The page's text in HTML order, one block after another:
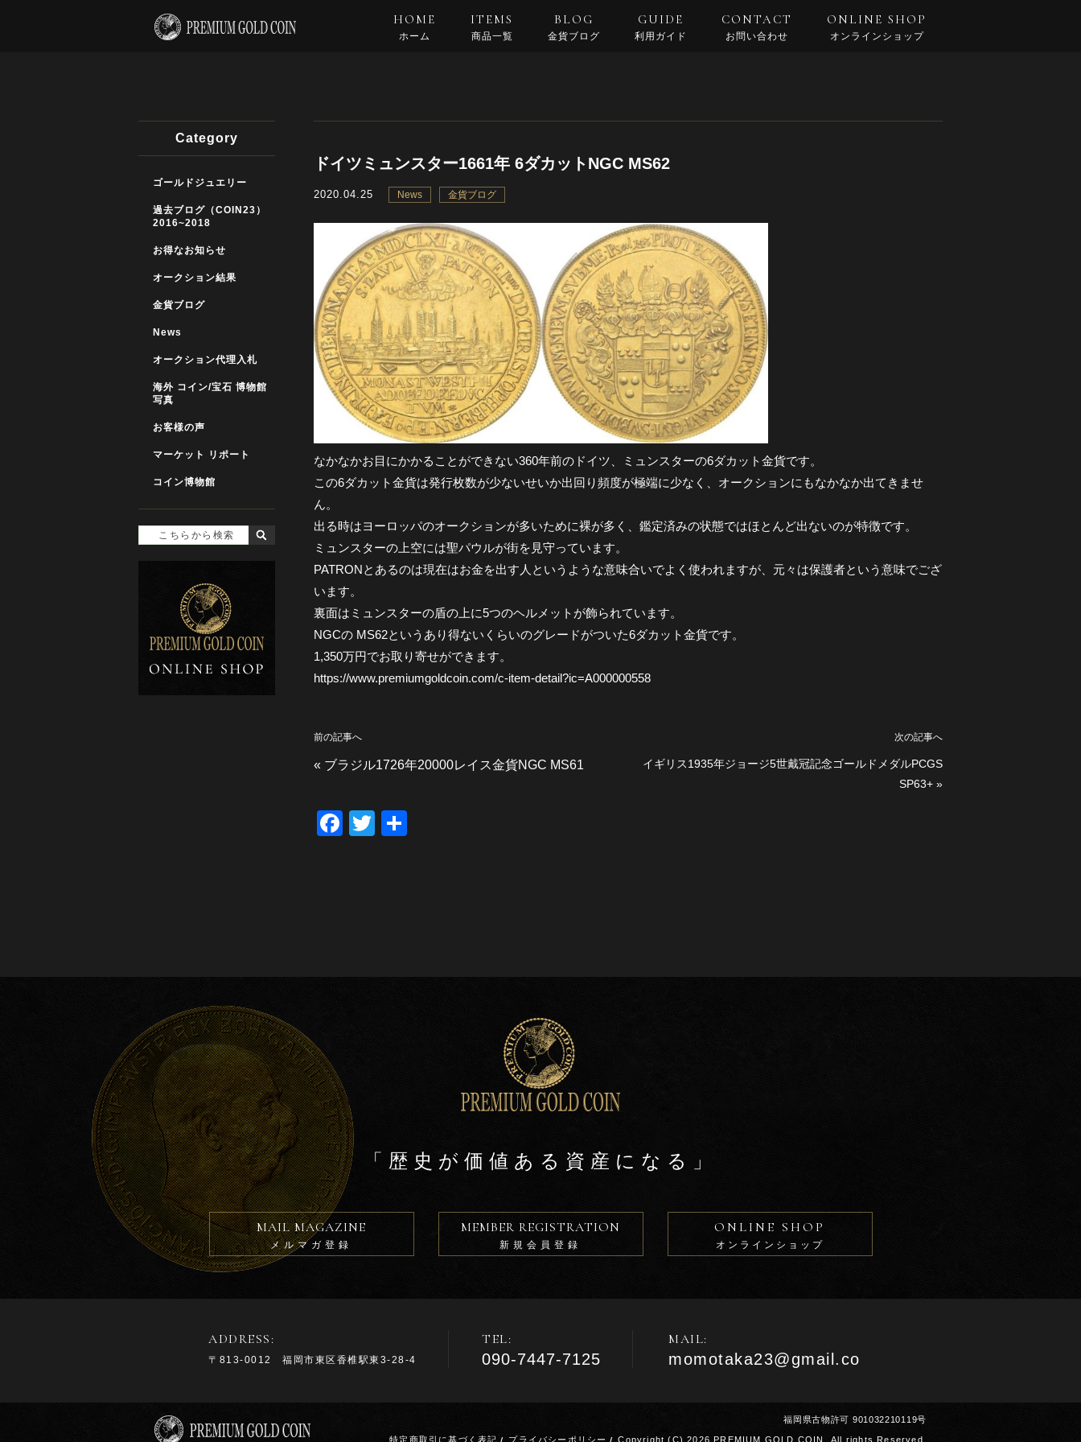
HOME
ホーム
ITEMS
商品一覧
BLOG
金貨ブログ
GUIDE
利用ガイド
CONTACT
お問い合わせ
ONLINE SHOP
オンラインショップ
ドイツミュンスター1661年 6ダカットNGC MS62
2020.04.25 News 金貨ブログ
なかなかお目にかかることができない360年前のドイツ、ミュンスターの6ダカット金貨です。
この6ダカット金貨は発行枚数が少ないせいか出回り頻度が極端に少なく、オークションにもなかなか出てきませ
ん。
出る時はヨーロッパのオークションが多いために裸が多く、鑑定済みの状態ではほとんど出ないのが特徴です。
ミュンスターの上空には聖パウルが街を見守っています。
PATRONとあるのは現在はお金を出す人というような意味合いでよく使われますが、元々は保護者という意味でござ
います。
裏面はミュンスターの盾の上に5つのヘルメットが飾られています。
NGCの MS62というあり得ないくらいのグレードがついた6ダカット金貨です。
1,350万円でお取り寄せができます。
https://www.premiumgoldcoin.com/c-item-detail?ic=A000000558
前の記事へ
« ブラジル1726年20000レイス金貨NGC MS61
次の記事へ
イギリス1935年ジョージ5世戴冠記念ゴールドメダルPCGS
SP63+ »
F
o
T
Category
ゴールドジュエリー
過去ブログ（COIN23）
2016~2018
お得なお知らせ
オークション結果
金貨ブログ
News
オークション代理入札
海外 コイン/宝石 博物館
写真
お客様の声
マーケット リポート
コイン博物館
「歴史が価値ある資産になる」
MAIL MAGAZINE
メルマガ登録
MEMBER REGISTRATION
新規会員登録
ONLINE SHOP
オンラインショップ
ADDRESS:
〒813-0012 福岡市東区香椎駅東3-28-4
TEL:
090-7447-7125
MAIL:
momotaka23@gmail.co
福岡県古物許可 901032210119号
特定商取引に基づく表記 プライバシーポリシー Copyright (C) 2026 PREMIUM GOLD COIN. All rights Reserved.